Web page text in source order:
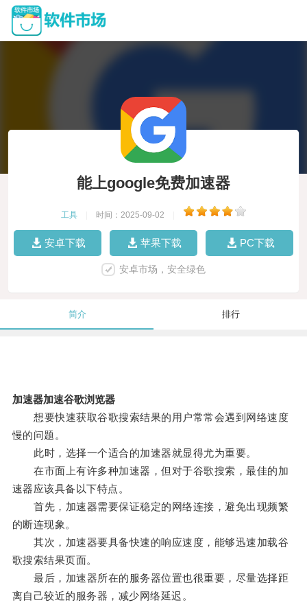
能上google免费加速器
工具 时间：2025-09-02
安卓下载 苹果下载 PC下载
安卓市场，安全绿色
简介 排行
加速器加速谷歌浏览器
想要快速获取谷歌搜索结果的用户常常会遇到网络速度
慢的问题。
此时，选择一个适合的加速器就显得尤为重要。
在市面上有许多种加速器，但对于谷歌搜索，最佳的加
速器应该具备以下特点。
首先，加速器需要保证稳定的网络连接，避免出现频繁
的断连现象。
其次，加速器要具备快速的响应速度，能够迅速加载谷
歌搜索结果页面。
最后，加速器所在的服务器位置也很重要，尽量选择距
离自己较近的服务器，减少网络延迟。